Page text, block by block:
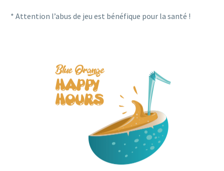
* Attention l’abus de jeu est bénéfique pour la santé !